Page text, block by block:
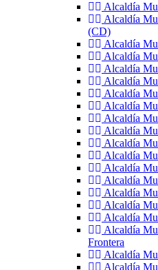
Alcaldía
Alcaldía
(CD)
Alcaldía
Alcaldía
Alcaldía
Alcaldía
Alcaldía
Alcaldía
Alcaldía
Alcaldía
Alcaldía
Alcaldía
Alcaldía
Alcaldía
Alcaldía
Alcaldía
Alcaldía
Alcaldía
Frontera
Alcaldía
Alcaldía